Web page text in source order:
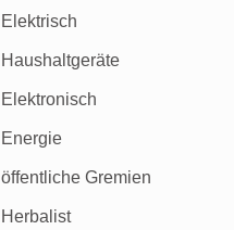
Elektrisch
Haushaltgeräte
Elektronisch
Energie
öffentliche Gremien
Herbalist